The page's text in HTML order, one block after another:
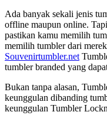
Ada banyak sekali jenis
offline maupun online.
pastikan kamu memilih
memilih tumbler dari
Souvenirtumbler.net
tumbler branded yang
Bukan tanpa alasan,
keunggulan dibanding
keunggulan Tumbler